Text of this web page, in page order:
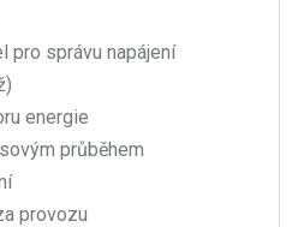
pro správu napájení
energie
průběhem
provozu